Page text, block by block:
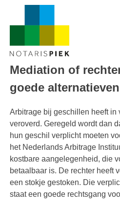
Mediation of
goede
Arbitrage bij geschillen heeft in
veroverd. Geregeld wordt dan
hun geschil verplicht moeten
het Nederlands Arbitrage
kostbare aangelegenheid, die
betaalbaar is. De rechter heeft
een stokje gestoken. Die
staat een goede rechtsgang